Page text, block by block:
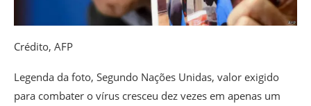
Crédito, AFP
Legenda da foto, Segundo Nações Unidas, valor exigido
para combater o vírus cresceu dez vezes em apenas um